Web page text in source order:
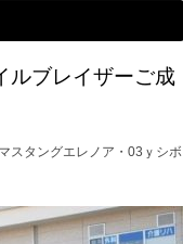
ルブレイザーご成
スタングエレノア・03ｙシボ